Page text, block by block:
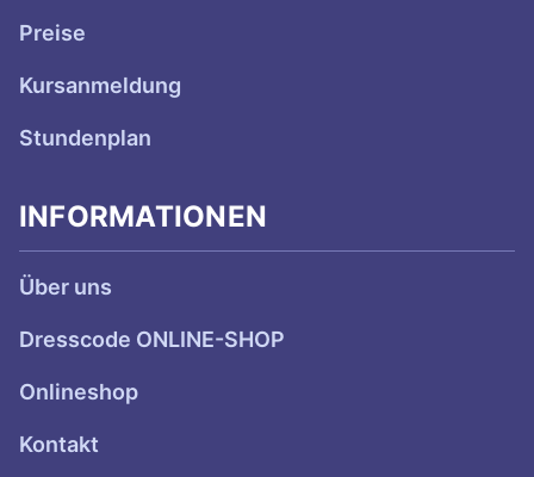
Preise
Kursanmeldung
Stundenplan
INFORMATIONEN
Über uns
Dresscode ONLINE-SHOP
Onlineshop
Kontakt